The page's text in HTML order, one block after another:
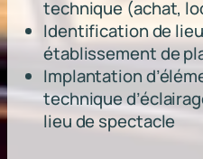
g
i
d
e
technique (achat,
Identification de
établissement de
Implantation
technique
lieu de spectacle